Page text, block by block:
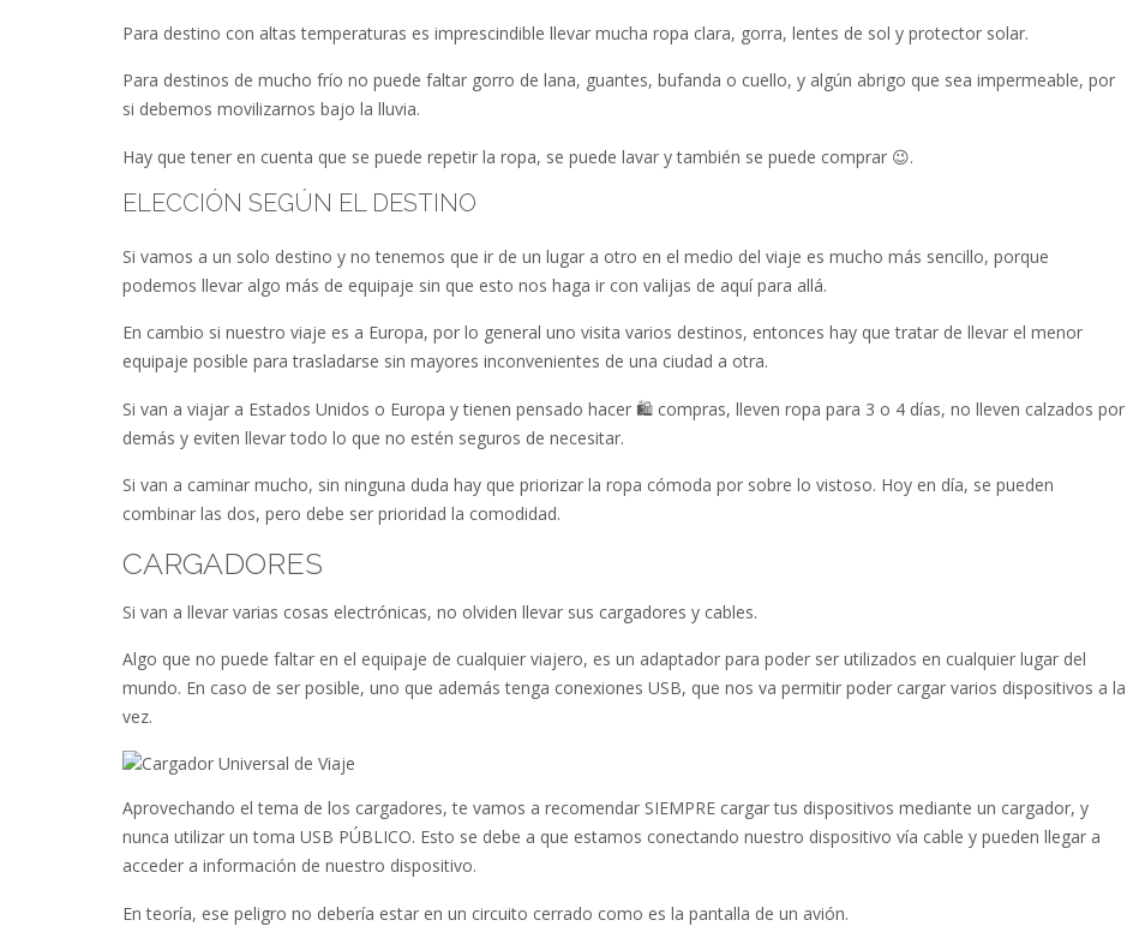
Para destino con altas temperaturas es imprescindible llevar mucha ropa clara, gorra, lentes de sol y protector solar.
Para destinos de mucho frío no puede faltar gorro de lana, guantes, bufanda o cuello, y algún abrigo que sea impermeable, por
si debemos movilizarnos bajo la lluvia.
Hay que tener en cuenta que se puede repetir la ropa, se puede lavar y también se puede comprar 😉.
ELECCIÓN SEGÚN EL DESTINO
Si vamos a un solo destino y no tenemos que ir de un lugar a otro en el medio del viaje es mucho más sencillo, porque
podemos llevar algo más de equipaje sin que esto nos haga ir con valijas de aquí para allá.
En cambio si nuestro viaje es a Europa, por lo general uno visita varios destinos, entonces hay que tratar de llevar el menor
equipaje posible para trasladarse sin mayores inconvenientes de una ciudad a otra.
Si van a viajar a Estados Unidos o Europa y tienen pensado hacer 🛍️ compras, lleven ropa para 3 o 4 días, no lleven calzados por
demás y eviten llevar todo lo que no estén seguros de necesitar.
Si van a caminar mucho, sin ninguna duda hay que priorizar la ropa cómoda por sobre lo vistoso. Hoy en día, se pueden
combinar las dos, pero debe ser prioridad la comodidad.
CARGADORES
Si van a llevar varias cosas electrónicas, no olviden llevar sus cargadores y cables.
Algo que no puede faltar en el equipaje de cualquier viajero, es un adaptador para poder ser utilizados en cualquier lugar del
mundo. En caso de ser posible, uno que además tenga conexiones USB, que nos va permitir poder cargar varios dispositivos a la
vez.
Aprovechando el tema de los cargadores, te vamos a recomendar SIEMPRE cargar tus dispositivos mediante un cargador, y
nunca utilizar un toma USB PÚBLICO. Esto se debe a que estamos conectando nuestro dispositivo vía cable y pueden llegar a
acceder a información de nuestro dispositivo.
En teoría, ese peligro no debería estar en un circuito cerrado como es la pantalla de un avión.